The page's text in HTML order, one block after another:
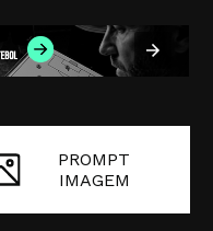
PROMPT
IMAGEM